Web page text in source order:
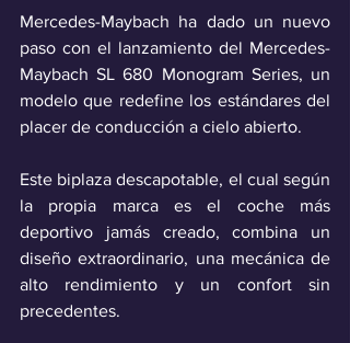
Mercedes-Maybach ha dado un nuevo
paso con el lanzamiento del Mercedes-
Maybach SL 680 Monogram Series, un
modelo que redefine los estándares del
placer de conducción a cielo abierto.
Este biplaza descapotable, el cual según
la propia marca es el coche más
deportivo jamás creado, combina un
diseño extraordinario, una mecánica de
alto rendimiento y un confort sin
precedentes.